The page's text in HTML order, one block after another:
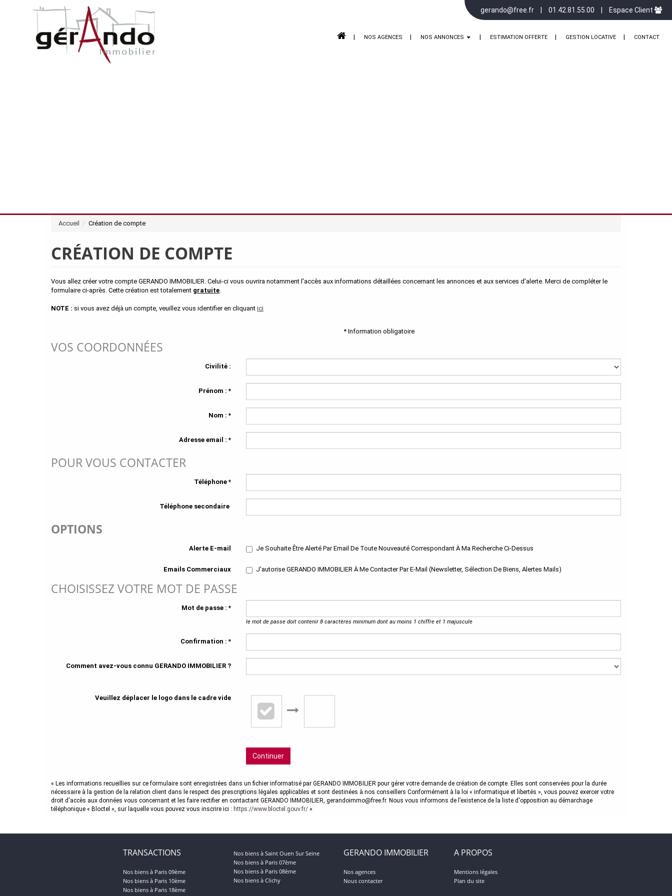
gerando@free.fr 01.42.81.55.00 Espace Client
NOS AGENCES NOS ANNONCES ESTIMATION OFFERTE GESTION LOCATIVE CONTACT
Accueil Création de compte
CRÉATION DE COMPTE
Vous allez créer votre compte GERANDO IMMOBILIER. Celui-ci vous ouvrira notamment l'accès aux informations détaillées concernant les annonces et aux services d'alerte. Merci de compléter le
formulaire ci-après. Cette création est totalement gratuite.
NOTE : si vous avez déjà un compte, veuillez vous identifier en cliquant ici
* Information obligatoire
VOS COORDONNÉES
Civilité :
Prénom : *
Nom : *
Adresse email : *
POUR VOUS CONTACTER
Téléphone *
Téléphone secondaire
OPTIONS
Alerte E-mail Je Souhaite Être Alerté Par Email De Toute Nouveauté Correspondant À Ma Recherche Ci-Dessus
Emails Commerciaux J'autorise GERANDO IMMOBILIER À Me Contacter Par E-Mail (newsletter, Sélection De Biens, Alertes Mails)
CHOISISSEZ VOTRE MOT DE PASSE
Mot de passe : *
le mot de passe doit contenir 8 caractères minimum dont au moins 1 chiffre et 1 majuscule
Confirmation : *
Comment avez-vous connu GERANDO IMMOBILIER ?
Veuillez déplacer le logo dans le cadre vide
Continuer
« Les informations recueillies sur ce formulaire sont enregistrées dans un fichier informatisé par GERANDO IMMOBILIER pour gérer votre demande de création de compte. Elles sont conservées pour la durée
nécessaire à la gestion de la relation client dans le respect des prescriptions légales applicables et sont destinées à nos conseillers Conformément à la loi « informatique et libertés », vous pouvez exercer votre
droit d'accès aux données vous concernant et les faire rectifier en contactant GERANDO IMMOBILIER, gerandoimmo@free.fr. Nous vous informons de l’existence de la liste d'opposition au démarchage
téléphonique « Bloctel », sur laquelle vous pouvez vous inscrire ici : https://www.bloctel.gouv.fr/ »
TRANSACTIONS
Nos biens à Paris 09ème
Nos biens à Paris 10ème
Nos biens à Paris 18ème
Nos biens à Saint Ouen Sur Seine
Nos biens à Paris 07ème
Nos biens à Paris 08ème
Nos biens à Clichy
GERANDO IMMOBILIER
Nos agences
Nous contacter
A PROPOS
Mentions légales
Plan du site